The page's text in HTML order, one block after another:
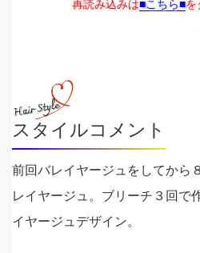
再読み込みは■こちら■を
スタイルコメント
前回バレイヤージュをしてから
レイヤージュ。ブリーチ３回で
イヤージュデザイン。